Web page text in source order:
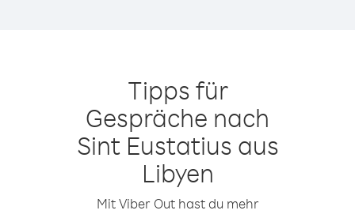
Tipps für
Gespräche nach
Sint Eustatius aus
Libyen
Mit Viber Out hast du mehr